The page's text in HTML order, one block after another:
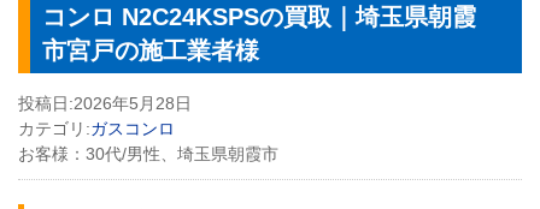
コンロ N2C24KSPSの買取｜埼玉県朝霞
市宮戸の施工業者様
投稿日:2026年5月28日
カテゴリ:ガスコンロ
お客様： 30代/男性、埼玉県朝霞市